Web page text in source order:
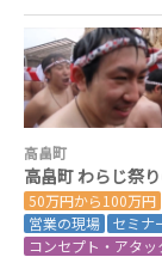
高畠町
高畠町 わらじ祭
50万円から100万円
営業の現場
セミナ
コンセプト・アタッ